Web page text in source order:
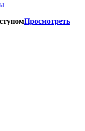
Просмотреть